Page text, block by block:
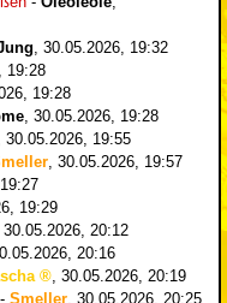
30.05.2026, 19:32
19:28
19:28
30.05.2026, 19:28
30.05.2026, 19:55
30.05.2026, 19:57
19:29
30.05.2026, 20:12
20:16
30.05.2026, 20:19
- Smeller 30.05.2026, 20:25